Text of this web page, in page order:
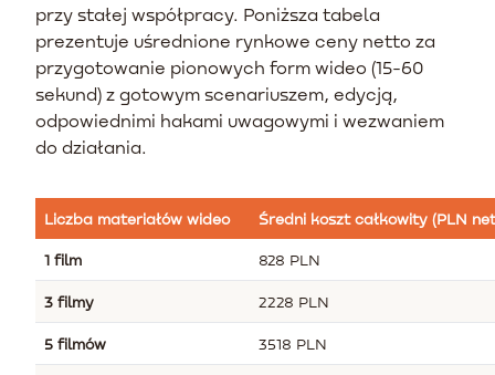
przy stałej współpracy. Poniższa tabela
prezentuje uśrednione rynkowe ceny netto za
przygotowanie pionowych form wideo (15-60
sekund) z gotowym scenariuszem, edycją,
odpowiednimi hakami uwagowymi i wezwaniem
do działania.
Liczba materiałów wideo Średni koszt całkowity (PLN
1 film 828 PLN
3 filmy 2228 PLN
5 filmów 3518 PLN